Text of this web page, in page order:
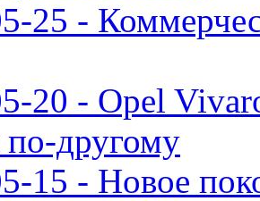
25 -
20 - Opel
по-другому
15 - Новое